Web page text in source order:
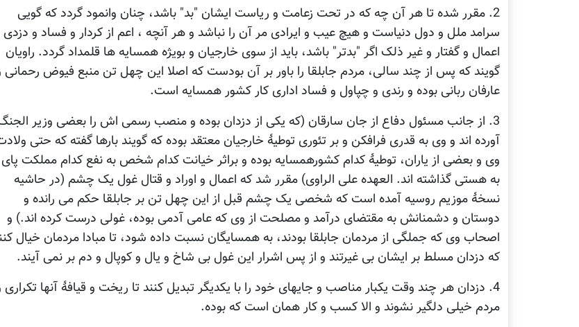
2. مقرر شده تا هر آن چه که در تحت زعامت و ریاست ایشان "بد" باشد، چنان وانمود گردد که گویی
سرامد ملل و دول دنیاست و هیچ عیب و ایرادی مر آن را نباشد و هر آنچه ، اعم از کردار و فساد و دزدی
اعمال و گفتار و غیر ذلک اگر "بدتر" باشد، باید از سوی خارجیان و بویژه همسایه ها قلمداد گردد. راویان
گویند که پس از چند سالی، مردم جابلقا را باور بر آن بودست که اصلا این چهل تن منبع فیوض رحمانی
عارفان ربانی بوده و رندی و چپاول و فساد اداری کار کشور همسایه است.
3. از جانب مسئول دفاع از جان سارقان (که یکی از دزدان بوده و منصب رسمی اش را بعضی وزیر
آورده اند و وی به قدری فرافکن و بر تئوری توطیۀ خارجیان معتقد بوده که گویند بارها گفته که حتی
وی و بعضی از یاران، توطیۀ کدام کشورهمسایه بوده و براثر خیانت کدام شخص به نفع کدام مملکت پای
به هستی گذاشته اند. العهده علی الراوی) مقرر شد که اعمال و اوراد و قتال غول یک چشم (در حاشیه
نسخۀ موزیم روسیه آمده است که شخصی یک چشم قبل از این چهل تن بر جابلقا حکم می رانده و
دوستان و دشمنانش به مقتضای درآمد و مصلحت از وی که عامی آدمی بوده، غولی درست کرده اند.) و
اصحاب وی که جملگی از مردمان جابلقا بودند، به همسایگان نسبت داده شود، تا مبادا مردمان خیال
که دزدان مسلط بر ایشان بی غیرتند و از پس اشرار این غول بی شاخ و یال و کوپال و دم بر نمی آیند.
4. دزدان هر چند وقت یکبار مناصب و جایهای خود را با یکدیگر تبدیل کنند تا ریخت و قیافۀ آنها تکراری
مردم خیلی دلگیر نشوند و الا کسب و کار همان است که بوده.